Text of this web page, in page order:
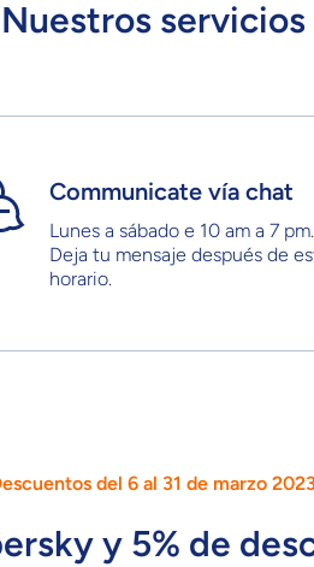
Nuestros servicios
Communicate vía chat
Lunes a sábado e 10 am a 7 pm.
Deja tu mensaje después de
horario.
del 6 al 31 de marzo
y 5% de